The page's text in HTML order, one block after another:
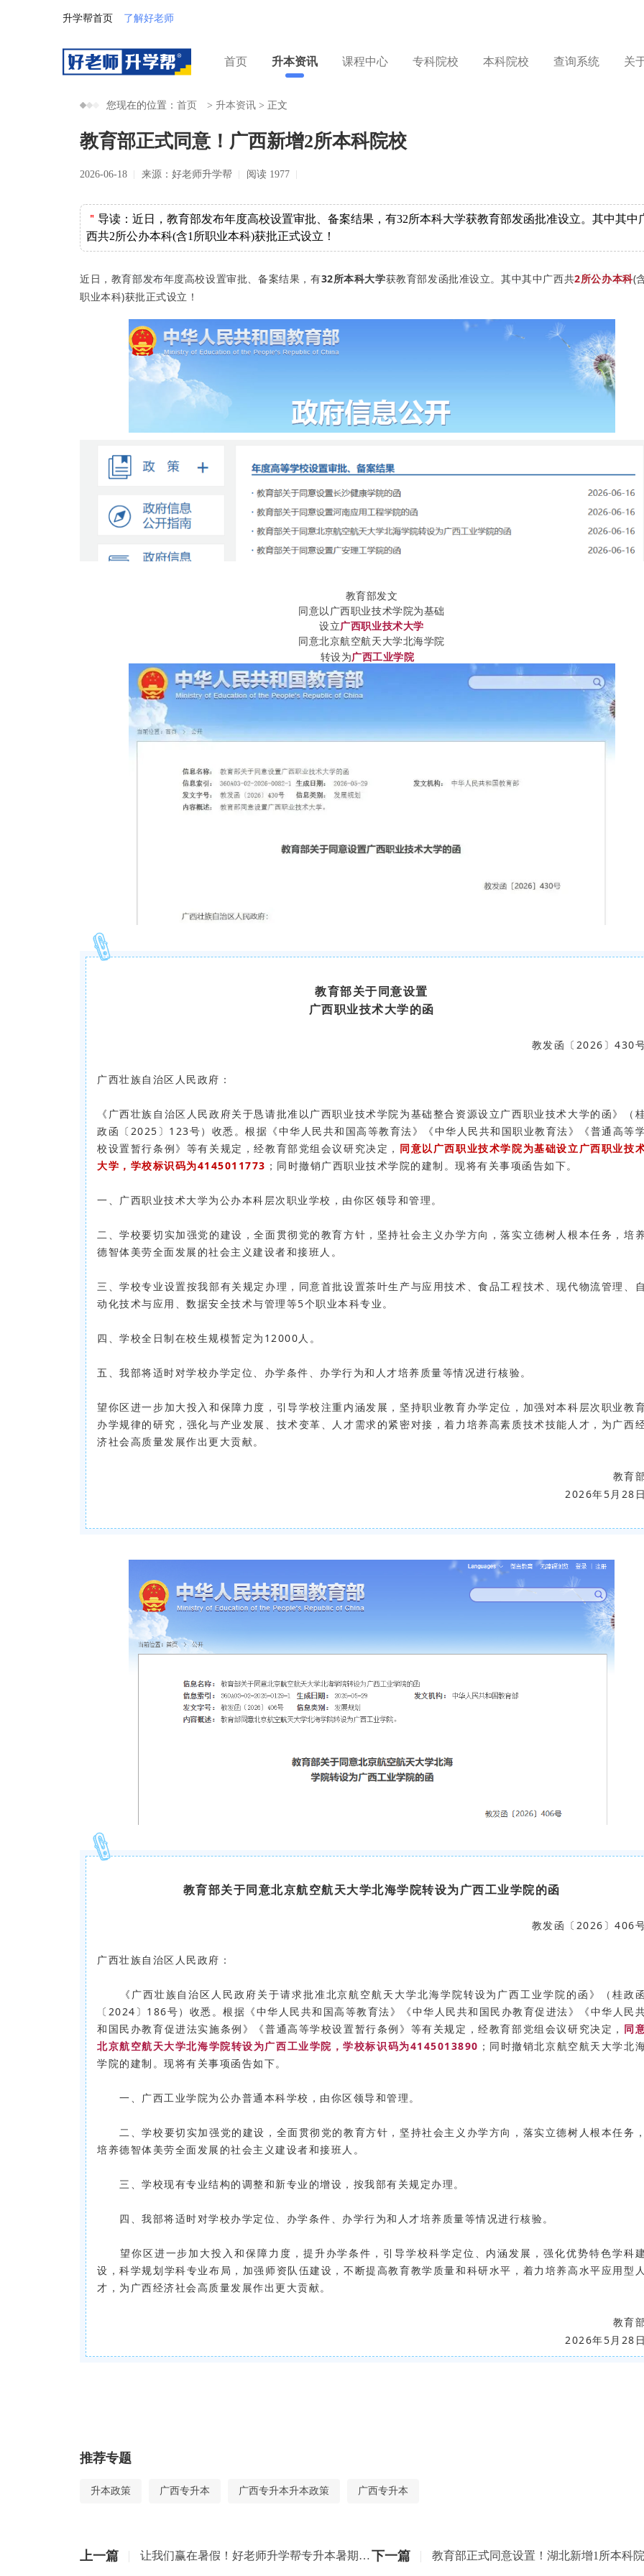
升学帮首页 了解好老师
首页 升本资讯 课程中心 专科院校 本科院校 查询系统 关
您现在的位置： 首页 > 升本资讯 > 正文
教育部正式同意！广西新增2所本科院校
2026-06-18 来源：好老师升学帮 阅读 1977
＂ 导读： 近日，教育部发布年度高校设置审批、备案结果，有32所本科大学获教育部发函批准设立。其中其中
西共2所公办本科(含1所职业本科)获批正式设立！
近日，教育部发布年度高校设置审批、备案结果，有32所本科大学获教育部发函批准设立。其中其中广西共2所公办本科(
职业本科)获批正式设立！
教育部发文
同意以广西职业技术学院为基础
设立广西职业技术大学
同意北京航空航天大学北海学院
转设为广西工业学院
教育部关于同意设置
广西职业技术大学的函
教发函〔2026〕430
广西壮族自治区人民政府：
《广西壮族自治区人民政府关于恳请批准以广西职业技术学院为基础整合资源设立广西职业技术大学的函》（
政函〔2025〕123号）收悉。根据《中华人民共和国高等教育法》《中华人民共和国职业教育法》《普通高等
校设置暂行条例》等有关规定，经教育部党组会议研究决定， 同意以广西职业技术学院为基础设立广西职业技
大学，学校标识码为4145011773 ；同时撤销广西职业技术学院的建制。现将有关事项函告如下。
一、广西职业技术大学为公办本科层次职业学校，由你区领导和管理。
二、学校要切实加强党的建设，全面贯彻党的教育方针，坚持社会主义办学方向，落实立德树人根本任务，培
德智体美劳全面发展的社会主义建设者和接班人。
三、学校专业设置按我部有关规定办理，同意首批设置茶叶生产与应用技术、食品工程技术、现代物流管理、
动化技术与应用、数据安全技术与管理等5个职业本科专业。
四、学校全日制在校生规模暂定为12000人。
五、我部将适时对学校办学定位、办学条件、办学行为和人才培养质量等情况进行核验。
望你区进一步加大投入和保障力度，引导学校注重内涵发展，坚持职业教育办学定位，加强对本科层次职业教
办学规律的研究，强化与产业发展、技术变革、人才需求的紧密对接，着力培养高素质技术技能人才，为广西
济社会高质量发展作出更大贡献。
教育
2026年5月28
教育部关于同意北京航空航天大学北海学院转设为广西工业学院的函
教发函〔2026〕406
广西壮族自治区人民政府：
《广西壮族自治区人民政府关于请求批准北京航空航天大学北海学院转设为广西工业学院的函》（桂政
〔2024〕186号）收悉。根据《中华人民共和国高等教育法》《中华人民共和国民办教育促进法》《中华人民
和国民办教育促进法实施条例》《普通高等学校设置暂行条例》等有关规定，经教育部党组会议研究决定， 同
北京航空航天大学北海学院转设为广西工业学院，学校标识码为4145013890 ；同时撤销北京航空航天大学北
学院的建制。现将有关事项函告如下。
一、广西工业学院为公办普通本科学校，由你区领导和管理。
二、学校要切实加强党的建设，全面贯彻党的教育方针，坚持社会主义办学方向，落实立德树人根本任务
培养德智体美劳全面发展的社会主义建设者和接班人。
三、学校现有专业结构的调整和新专业的增设，按我部有关规定办理。
四、我部将适时对学校办学定位、办学条件、办学行为和人才培养质量等情况进行核验。
望你区进一步加大投入和保障力度，提升办学条件，引导学校科学定位、内涵发展，强化优势特色学科
设，科学规划学科专业布局，加强师资队伍建设，不断提高教育教学质量和科研水平，着力培养高水平应用型
才，为广西经济社会高质量发展作出更大贡献。
教育
2026年5月28
推荐专题
升本政策 广西专升本 广西专升本升本政策 广西专升本
上一篇 让我们赢在暑假！好老师升学帮专升本暑期班名额抢占中！！！下一篇